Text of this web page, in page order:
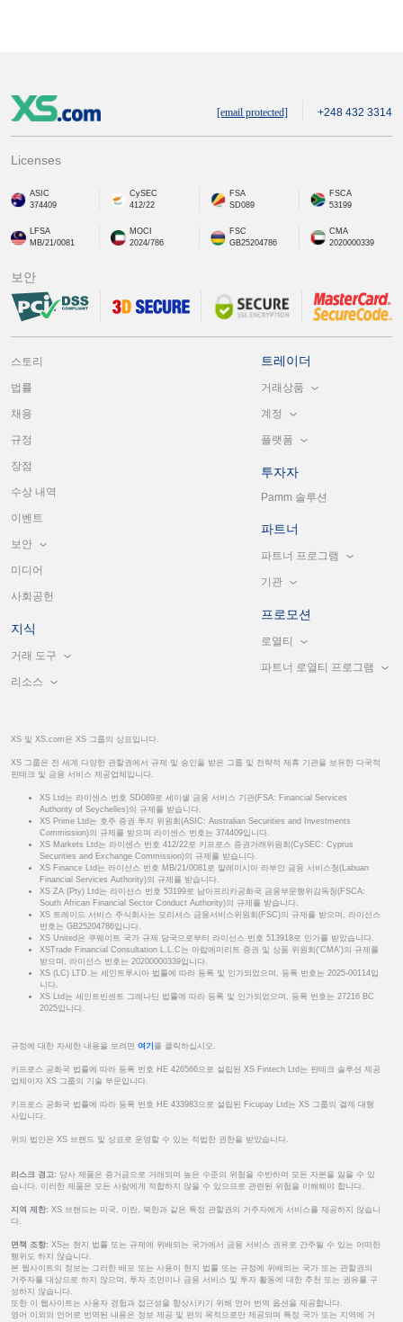
[email protected] +248 432 3314
Licenses
ASIC
374409
CySEC
412/22
FSA
SD089
FSCA
53199
LFSA
MB/21/0081
MOCI
2024/786
FSC
GB25204786
CMA
2020000339
보안
스토리
법률
채용
규정
장점
수상 내역
이벤트
보안
미디어
사회공헌
지식
거래 도구
리소스
트레이더
거래상품
계정
플랫폼
투자자
Pamm 솔루션
파트너
파트너 프로그램
기관
프로모션
로열티
파트너 로열티 프로그램
XS 및 XS.com은 XS 그룹의 상표입니다.
XS 그룹은 전 세계 다양한 관할권에서 규제 및 승인을 받은 그룹 및 전략적 제휴 기관을 보유한 다국적
핀테크 및 금융 서비스 제공업체입니다.
XS Ltd는 라이센스 번호 SD089로 세이셸 금융 서비스 기관(FSA: Financial Services
Authority of Seychelles)의 규제를 받습니다.
XS Prime Ltd는 호주 증권 투자 위원회(ASIC: Australian Securities and Investments
Commission)의 규제를 받으며 라이센스 번호는 374409입니다.
XS Markets Ltd는 라이센스 번호 412/22로 키프로스 증권거래위원회(CySEC: Cyprus
Securities and Exchange Commission)의 규제를 받습니다.
XS Finance Ltd는 라이선스 번호 MB/21/0081로 말레이시아 라부안 금융 서비스청(Labuan
Financial Services Authority)의 규제를 받습니다.
XS ZA (Pty) Ltd는 라이선스 번호 53199로 남아프리카공화국 금융부문행위감독청(FSCA:
South African Financial Sector Conduct Authority)의 규제를 받습니다.
XS 트레이드 서비스 주식회사는 모리셔스 금융서비스위원회(FSC)의 규제를 받으며, 라이선스
번호는 GB25204786입니다.
XS United은 쿠웨이트 국가 규제 당국으로부터 라이선스 번호 513918로 인가를 받았습니다.
XSTrade Financial Consultation L.L.C는 아랍에미리트 증권 및 상품 위원회('CMA')의 규제를
받으며, 라이선스 번호는 20200000339입니다.
XS (LC) LTD.는 세인트루시아 법률에 따라 등록 및 인가되었으며, 등록 번호는 2025-00114입
니다.
XS Ltd는 세인트빈센트 그레나딘 법률에 따라 등록 및 인가되었으며, 등록 번호는 27216 BC
2025입니다.
규정에 대한 자세한 내용을 보려면 여기 를 클릭하십시오.
키프로스 공화국 법률에 따라 등록 번호 HE 426566으로 설립된 XS Fintech Ltd는 핀테크 솔루션 제공
업체이자 XS 그룹의 기술 부문입니다.
키프로스 공화국 법률에 따라 등록 번호 HE 433983으로 설립된 Ficupay Ltd는 XS 그룹의 결제 대행
사입니다.
위의 법인은 XS 브랜드 및 상표로 운영할 수 있는 적법한 권한을 받았습니다.
리스크 경고: 당사 제품은 증거금으로 거래되며 높은 수준의 위험을 수반하며 모든 자본을 잃을 수 있
습니다. 이러한 제품은 모든 사람에게 적합하지 않을 수 있으므로 관련된 위험을 이해해야 합니다.
지역 제한: XS 브랜드는 미국, 이란, 북한과 같은 특정 관할권의 거주자에게 서비스를 제공하지 않습니
다.
면책 조항: XS는 현지 법률 또는 규제에 위배되는 국가에서 금융 서비스 권유로 간주될 수 있는 어떠한
행위도 하지 않습니다.
본 웹사이트의 정보는 그러한 배포 또는 사용이 현지 법률 또는 규정에 위배되는 국가 또는 관할권의
거주자를 대상으로 하지 않으며, 투자 조언이나 금융 서비스 및 투자 활동에 대한 추천 또는 권유를 구
성하지 않습니다.
또한 이 웹사이트는 사용자 경험과 접근성을 향상시키기 위해 언어 번역 옵션을 제공합니다.
영어 이외의 언어로 번역된 내용은 정보 제공 및 편의 목적으로만 제공되며 특정 국가 또는 지역에 거